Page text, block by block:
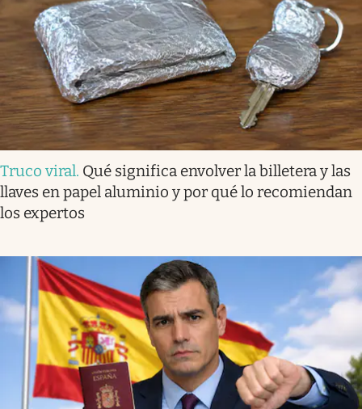
Truco viral. Qué significa envolver la billetera y las
llaves en papel aluminio y por qué lo recomiendan
los expertos